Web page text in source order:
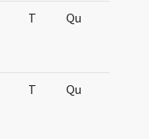
T Qu
T Qu